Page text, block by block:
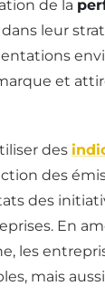
de la
dans leur
et
des
des
des
En
les
mais